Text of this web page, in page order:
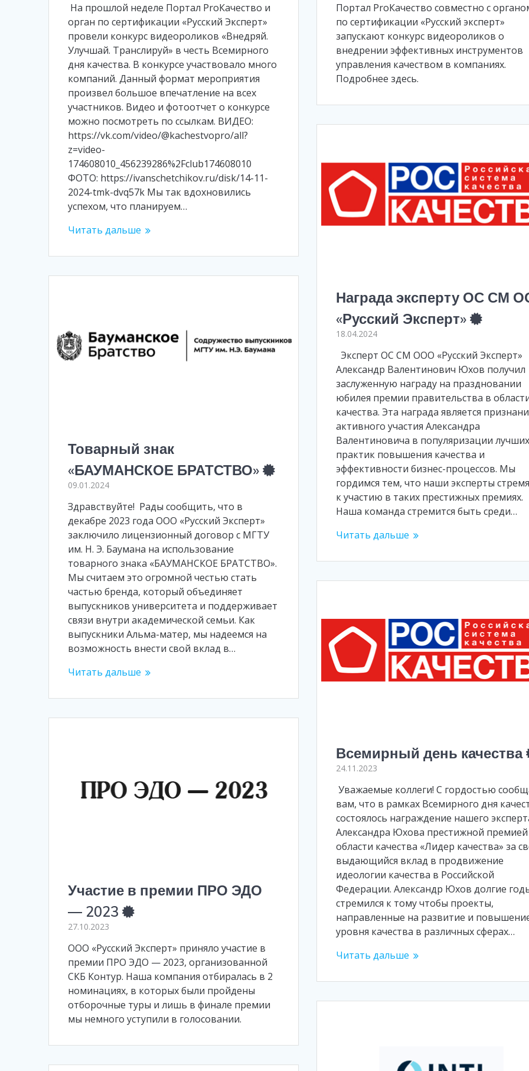
На прошлой неделе Портал ProКачество и
орган по сертификации «Русский Эксперт»
провели конкурс видеороликов «Внедряй.
Улучшай. Транслируй» в честь Всемирного
дня качества. В конкурсе участвовало много
компаний. Данный формат мероприятия
произвел большое впечатление на всех
участников. Видео и фотоотчет о конкурсе
можно посмотреть по ссылкам. ВИДЕО:
https://vk.com/video/@kachestvopro/all?
z=video-
174608010_456239286%2Fclub174608010
ФОТО: https://ivanschetchikov.ru/disk/14-11-
2024-tmk-dvq57k Мы так вдохновились
успехом, что планируем…
Читать дальше
Портал ProКачество совместно с
по сертификации «Русский эксперт»
запускают конкурс видеороликов о
внедрении эффективных инструментов
управления качеством в компаниях.
Подробнее здесь.
Награда эксперту ОС СМ
«Русский Эксперт»
18.04.2024
Эксперт ОС СМ ООО «Русский Эксперт»
Александр Валентинович Юхов получил
заслуженную награду на праздновании
юбилея премии правительства в
качества. Эта награда является
активного участия Александра
Валентиновича в популяризации лучших
практик повышения качества и
эффективности бизнес-процессов. Мы
гордимся тем, что наши эксперты
к участию в таких престижных премиях.
Наша команда стремится быть среди…
Читать дальше
Товарный знак
«БАУМАНСКОЕ БРАТСТВО»
09.01.2024
Здравствуйте! Рады сообщить, что в
декабре 2023 года ООО «Русский Эксперт»
заключило лицензионный договор с МГТУ
им. Н. Э. Баумана на использование
товарного знака «БАУМАНСКОЕ БРАТСТВО».
Мы считаем это огромной честью стать
частью бренда, который объединяет
выпускников университета и поддерживает
связи внутри академической семьи. Как
выпускники Альма-матер, мы надеемся на
возможность внести свой вклад в…
Читать дальше
Всемирный день качества
24.11.2023
Уважаемые коллеги! С гордостью
вам, что в рамках Всемирного дня
состоялось награждение нашего
Александра Юхова престижной
области качества «Лидер качества» за
выдающийся вклад в продвижение
идеологии качества в Российской
Федерации. Александр Юхов долгие
стремился к тому чтобы проекты,
направленные на развитие и
уровня качества в различных сферах…
Читать дальше
Участие в премии ПРО ЭДО
— 2023
27.10.2023
ООО «Русский Эксперт» приняло участие в
премии ПРО ЭДО — 2023, организованной
СКБ Контур. Наша компания отбиралась в 2
номинациях, в которых были пройдены
отборочные туры и лишь в финале премии
мы немного уступили в голосовании.